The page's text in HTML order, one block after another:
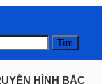
Tìm
HÌNH BẮC